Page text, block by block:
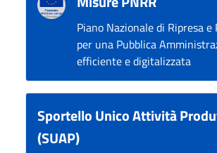
Piano Nazionale di Ripresa e
per una Pubblica
efficiente e digitalizzata
Sportello Unico Attività
(SUAP)